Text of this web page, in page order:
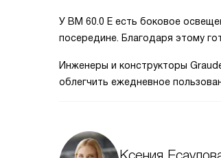
У BM 60.0 E есть боковое
посередине. Благодаря этому
Инженеры и конструкторы
облегчить ежедневное